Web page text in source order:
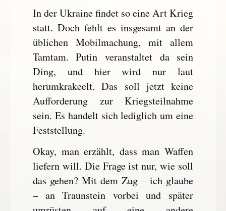
In der Ukraine findet so eine Art Krieg
statt. Doch fehlt es insgesamt an der
üblichen Mobilmachung, mit allem
Tamtam. Putin veranstaltet da sein
Ding, und hier wird nur laut
herumkrakeelt. Das soll jetzt keine
Aufforderung zur Kriegsteilnahme
sein. Es handelt sich lediglich um eine
Feststellung.
Okay, man erzählt, dass man Waffen
liefern will. Die Frage ist nur, wie soll
das gehen? Mit dem Zug – ich glaube
– an Traunstein vorbei und später